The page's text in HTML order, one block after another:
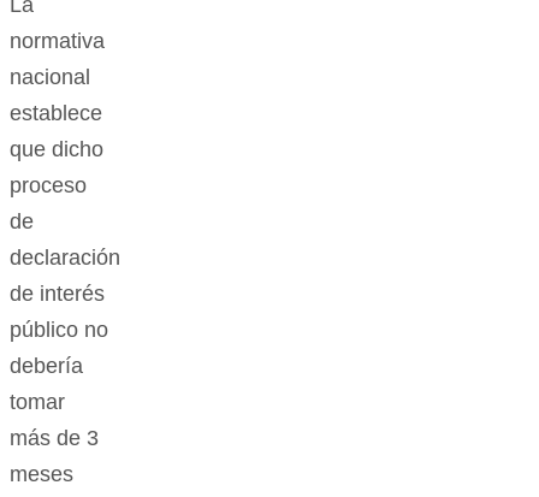
La
normativa
nacional
establece
que dicho
proceso
de
declaración
de interés
público no
debería
tomar
más de 3
meses